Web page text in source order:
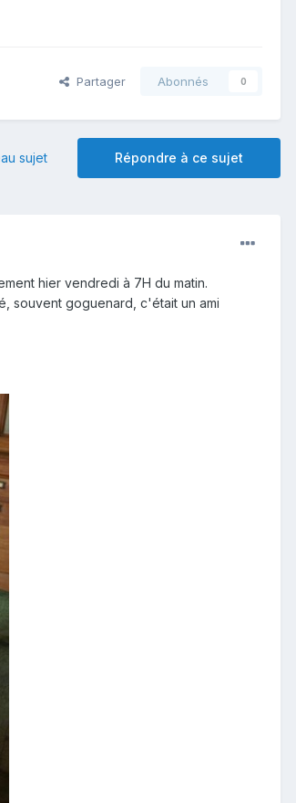
Partager Abonnés 0
Répondre à ce sujet
sujet
hier vendredi à 7H du matin.
souvent goguenard, c'était un ami